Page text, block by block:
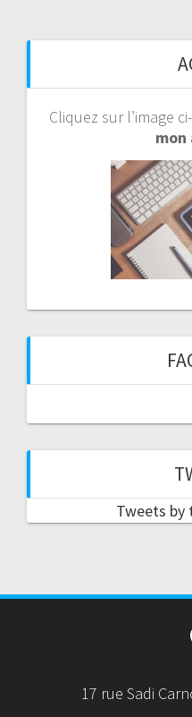
Cliquez sur l’image
mon
Tweets by
17 rue Sadi